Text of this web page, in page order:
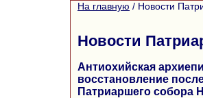
На главную / Новости
Новости
Антиохийская
восстановление
Патриаршего собора